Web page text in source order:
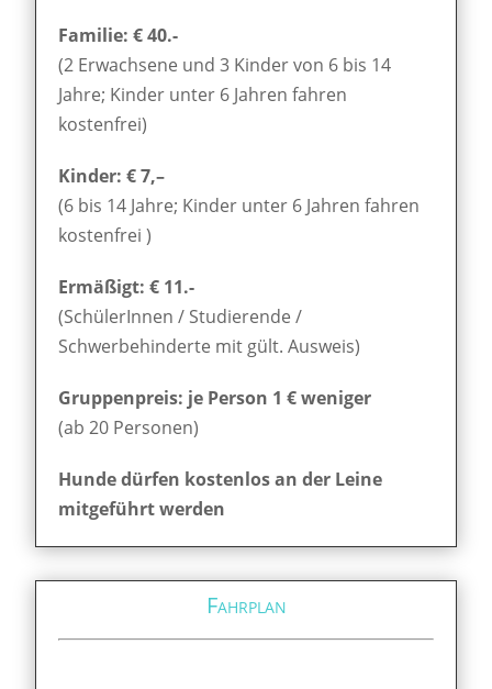
Familie: € 40.-
(2 Erwachsene und 3 Kinder von 6 bis 14
Jahre; Kinder unter 6 Jahren fahren
kostenfrei)
Kinder: € 7,–
(6 bis 14 Jahre; Kinder unter 6 Jahren fahren
kostenfrei )
Ermäßigt: € 11.-
(SchülerInnen / Studierende /
Schwerbehinderte mit gült. Ausweis)
Gruppenpreis: je Person 1 € weniger
(ab 20 Personen)
Hunde dürfen kostenlos an der Leine
mitgeführt werden
Fahrplan